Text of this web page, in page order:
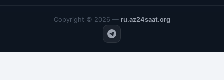
Copyright © 2026 — ru.az24saat.org